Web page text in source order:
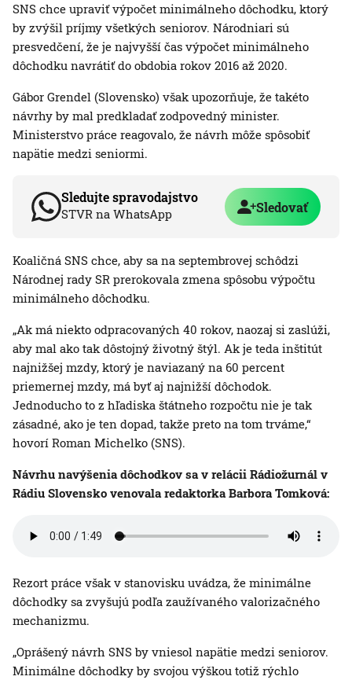
SNS chce upraviť výpočet minimálneho dôchodku, ktorý
by zvýšil príjmy všetkých seniorov. Národniari sú
presvedčení, že je najvyšší čas výpočet minimálneho
dôchodku navrátiť do obdobia rokov 2016 až 2020.
Gábor Grendel (Slovensko) však upozorňuje, že takéto
návrhy by mal predkladať zodpovedný minister.
Ministerstvo práce reagovalo, že návrh môže spôsobiť
napätie medzi seniormi.
Sledujte spravodajstvo
STVR na WhatsApp Sledovať
Koaličná SNS chce, aby sa na septembrovej schôdzi
Národnej rady SR prerokovala zmena spôsobu výpočtu
minimálneho dôchodku.
„Ak má niekto odpracovaných 40 rokov, naozaj si zaslúži,
aby mal ako tak dôstojný životný štýl. Ak je teda inštitút
najnižšej mzdy, ktorý je naviazaný na 60 percent
priemernej mzdy, má byť aj najnižší dôchodok.
Jednoducho to z hľadiska štátneho rozpočtu nie je tak
zásadné, ako je ten dopad, takže preto na tom trváme,“
hovorí Roman Michelko (SNS).
Návrhu navýšenia dôchodkov sa v relácii Rádiožurnál v
Rádiu Slovensko venovala redaktorka Barbora Tomková:
Rezort práce však v stanovisku uvádza, že minimálne
dôchodky sa zvyšujú podľa zaužívaného valorizačného
mechanizmu.
„Oprášený návrh SNS by vniesol napätie medzi seniorov.
Minimálne dôchodky by svojou výškou totiž rýchlo